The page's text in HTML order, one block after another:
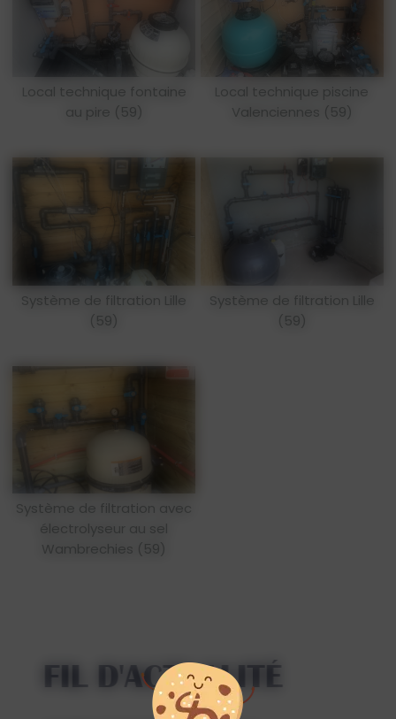
Local technique fontaine
au pire (59)
Valenciennes (59)
Système de filtration Lille
(59)
Système de filtration Lille
(59)
Système de filtration avec
électrolyseur au sel
Wambrechies (59)
FIL D'ACTUALITÉ